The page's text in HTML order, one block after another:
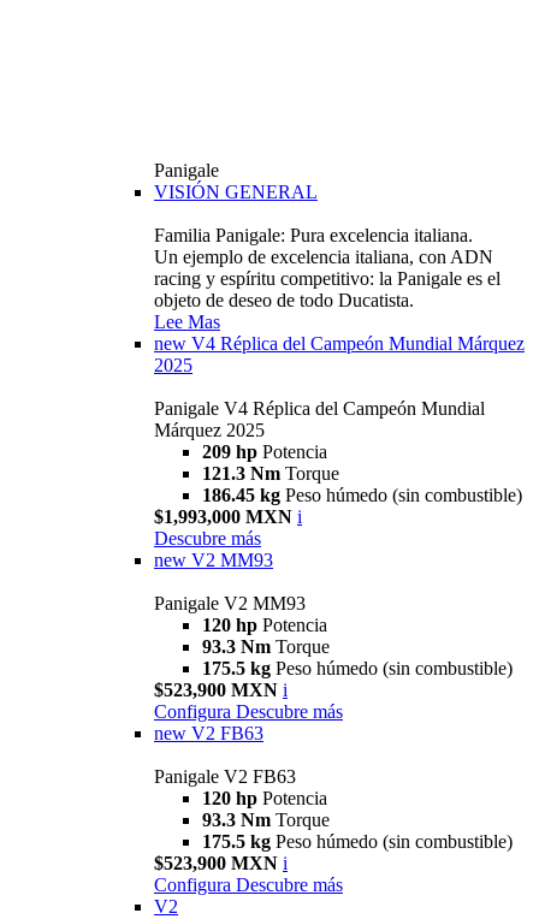
Panigale
VISIÓN GENERAL
Familia Panigale: Pura excelencia italiana.
Un ejemplo de excelencia italiana, con ADN
racing y espíritu competitivo: la Panigale es el
objeto de deseo de todo Ducatista.
Lee Mas
new V4 Réplica del Campeón Mundial Márquez
2025
Panigale V4 Réplica del Campeón Mundial
Márquez 2025
209 hp Potencia
121.3 Nm Torque
186.45 kg Peso húmedo (sin combustible)
$1,993,000 MXN i
Descubre más
new V2 MM93
Panigale V2 MM93
120 hp Potencia
93.3 Nm Torque
175.5 kg Peso húmedo (sin combustible)
$523,900 MXN i
Configura Descubre más
new V2 FB63
Panigale V2 FB63
120 hp Potencia
93.3 Nm Torque
175.5 kg Peso húmedo (sin combustible)
$523,900 MXN i
Configura Descubre más
V2